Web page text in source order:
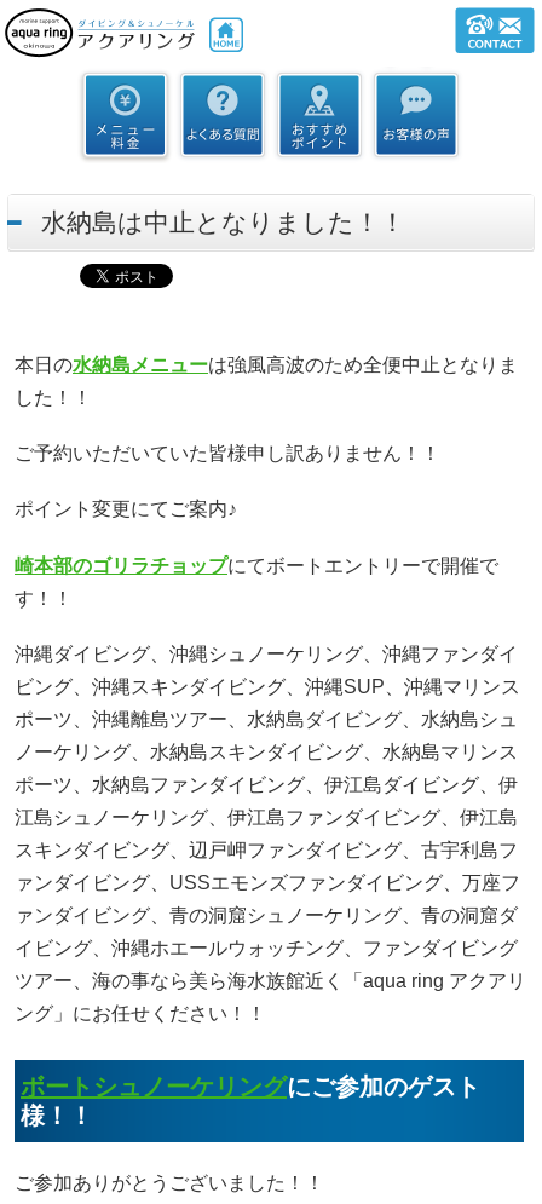
水納島は中止となりました！！
本日の水納島メニューは強風高波のため全便中止となりま
した！！
ご予約いただいていた皆様申し訳ありません！！
ポイント変更にてご案内♪
崎本部のゴリラチョップにてボートエントリーで開催で
す！！
沖縄ダイビング、沖縄シュノーケリング、沖縄ファンダイ
ビング、沖縄スキンダイビング、沖縄SUP、沖縄マリンス
ポーツ、沖縄離島ツアー、水納島ダイビング、水納島シュ
ノーケリング、水納島スキンダイビング、水納島マリンス
ポーツ、水納島ファンダイビング、伊江島ダイビング、伊
江島シュノーケリング、伊江島ファンダイビング、伊江島
スキンダイビング、辺戸岬ファンダイビング、古宇利島フ
ァンダイビング、USSエモンズファンダイビング、万座フ
ァンダイビング、青の洞窟シュノーケリング、青の洞窟ダ
イビング、沖縄ホエールウォッチング、ファンダイビング
ツアー、海の事なら美ら海水族館近く「aqua ring アクアリ
ング」にお任せください！！
ボートシュノーケリングにご参加のゲスト
様！！
ご参加ありがとうございました！！